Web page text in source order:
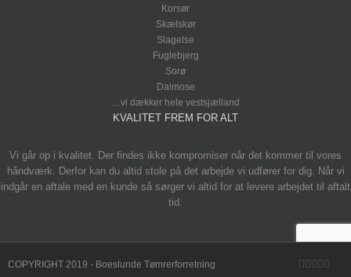
Korsør
Skælskør
Slagelse
Fuglebjerg
Sorø
Dalmose
…vi dækker hele vestsjælland
KVALITET FREM FOR ALT
Vi går op i kvalitet. Der findes ikke kompromiser når det kommer til vores
håndværk. Derfor kan du altid stole på det arbejde vi udfører for dig. Når vi
indgår en aftale med en kunde så sørger vi altid for at levere arbejdet til aftalt
tid.
COPYRIGHT 2019 - Boeslunde Tømrerforretning Facebook
Twitter
Rss